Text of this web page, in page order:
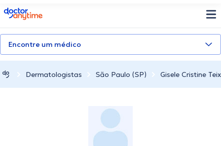
doctoranytime
Encontre um médico
Dermatologistas São Paulo (SP) Gisele Cristine